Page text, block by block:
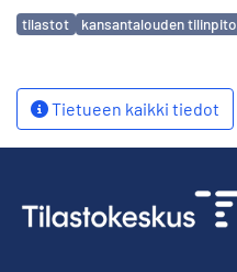
Avainsanat
tilastot kansantalouden tilinpito
Tietueen kaikki tiedot